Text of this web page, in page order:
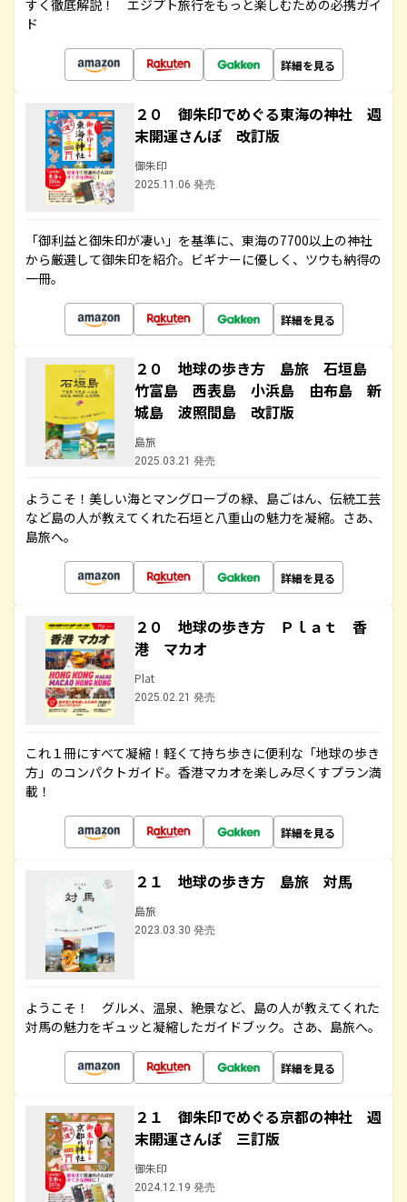
すく徹底解説！ エジプト旅行をもっと楽しむための必携ガイ
ド
詳細を見る
２０ 御朱印でめぐる東海の神社 週
末開運さんぽ 改訂版
御朱印
2025.11.06 発売
「御利益と御朱印が凄い」を基準に、東海の7700以上の神社
から厳選して御朱印を紹介。ビギナーに優しく、ツウも納得の
一冊。
詳細を見る
２０ 地球の歩き方 島旅 石垣島
竹富島 西表島 小浜島 由布島 新
城島 波照間島 改訂版
島旅
2025.03.21 発売
ようこそ！美しい海とマングローブの緑、島ごはん、伝統工芸
など島の人が教えてくれた石垣と八重山の魅力を凝縮。さあ、
島旅へ。
詳細を見る
２０ 地球の歩き方 Ｐｌａｔ 香
港 マカオ
Plat
2025.02.21 発売
これ１冊にすべて凝縮！軽くて持ち歩きに便利な「地球の歩き
方」のコンパクトガイド。香港マカオを楽しみ尽くすプラン満
載！
詳細を見る
２１ 地球の歩き方 島旅 対馬
島旅
2023.03.30 発売
ようこそ！ グルメ、温泉、絶景など、島の人が教えてくれた
対馬の魅力をギュッと凝縮したガイドブック。さあ、島旅へ。
詳細を見る
２１ 御朱印でめぐる京都の神社 週
末開運さんぽ 三訂版
御朱印
2024.12.19 発売